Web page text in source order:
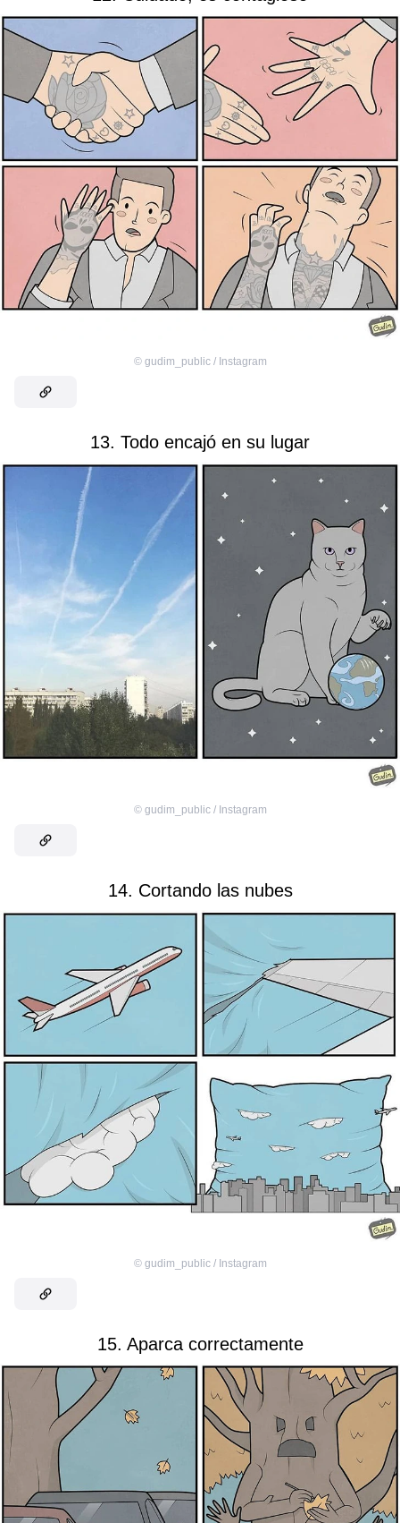
© gudim_public / Instagram
13. Todo encajó en su lugar
© gudim_public / Instagram
14. Cortando las nubes
© gudim_public / Instagram
15. Aparca correctamente